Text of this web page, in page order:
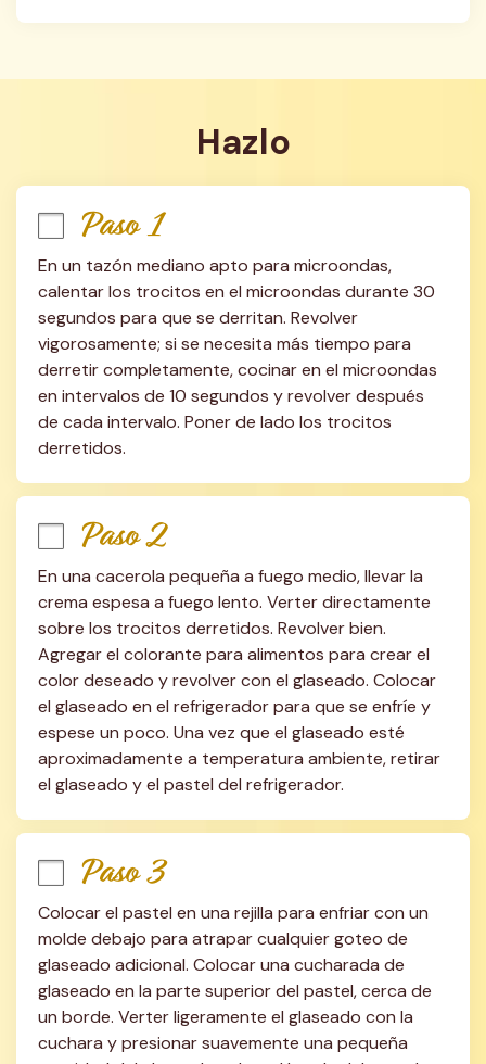
Hazlo
Paso 1
En un tazón mediano apto para microondas,
calentar los trocitos en el microondas durante 30
segundos para que se derritan. Revolver
vigorosamente; si se necesita más tiempo para
derretir completamente, cocinar en el microondas
en intervalos de 10 segundos y revolver después
de cada intervalo. Poner de lado los trocitos
derretidos.
Paso 2
En una cacerola pequeña a fuego medio, llevar la
crema espesa a fuego lento. Verter directamente
sobre los trocitos derretidos. Revolver bien.
Agregar el colorante para alimentos para crear el
color deseado y revolver con el glaseado. Colocar
el glaseado en el refrigerador para que se enfríe y
espese un poco. Una vez que el glaseado esté
aproximadamente a temperatura ambiente, retirar
el glaseado y el pastel del refrigerador.
Paso 3
Colocar el pastel en una rejilla para enfriar con un
molde debajo para atrapar cualquier goteo de
glaseado adicional. Colocar una cucharada de
glaseado en la parte superior del pastel, cerca de
un borde. Verter ligeramente el glaseado con la
cuchara y presionar suavemente una pequeña